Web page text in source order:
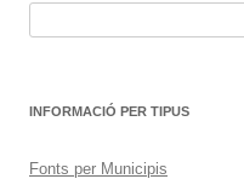
INFORMACIÓ PER TIPUS
Fonts per Municipis